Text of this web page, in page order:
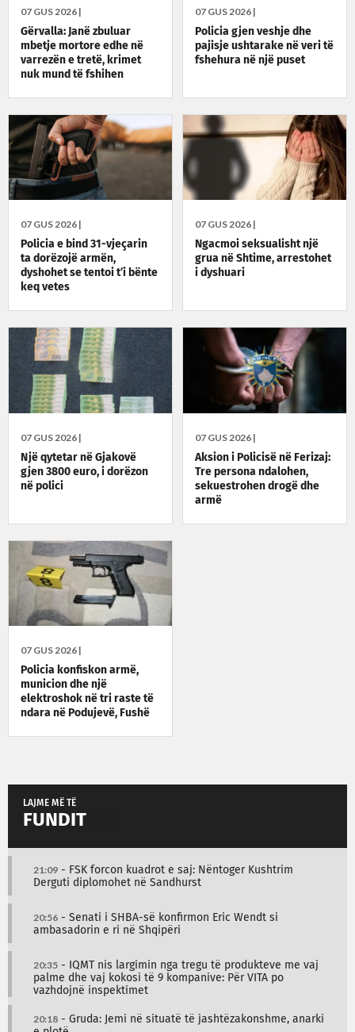
07 GUS 2026 |
Gërvalla: Janë zbuluar
mbetje mortore edhe në
varrezën e tretë, krimet
nuk mund të fshihen
07 GUS 2026 |
Policia gjen veshje dhe
pajisje ushtarake në veri të
fshehura në një puset
07 GUS 2026 |
Policia e bind 31-vjeçarin
ta dorëzojë armën,
dyshohet se tentoi t’i bënte
keq vetes
07 GUS 2026 |
Ngacmoi seksualisht një
grua në Shtime, arrestohet
i dyshuari
07 GUS 2026 |
Një qytetar në Gjakovë
gjen 3800 euro, i dorëzon
në polici
07 GUS 2026 |
Aksion i Policisë në Ferizaj:
Tre persona ndalohen,
sekuestrohen drogë dhe
armë
07 GUS 2026 |
Policia konfiskon armë,
municion dhe një
elektroshok në tri raste të
ndara në Podujevë, Fushë
LAJME MË TË
FUNDIT
21:09 - FSK forcon kuadrot e saj: Nëntoger Kushtrim
Derguti diplomohet në Sandhurst
20:56 - Senati i SHBA-së konfirmon Eric Wendt si
ambasadorin e ri në Shqipëri
20:35 - IQMT nis largimin nga tregu të produkteve me vaj
palme dhe vaj kokosi të 9 kompanive: Për VITA po
vazhdojnë inspektimet
20:18 - Gruda: Jemi në situatë të jashtëzakonshme, anarki